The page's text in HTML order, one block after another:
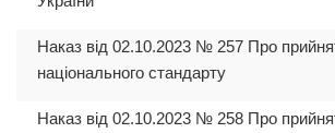
Наказ від 02.10.2023 № 257 Про
національного стандарту
Наказ від 02.10.2023 № 258 Про